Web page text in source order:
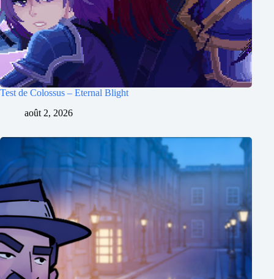
Test de Colossus – Eternal Blight
août 2, 2026